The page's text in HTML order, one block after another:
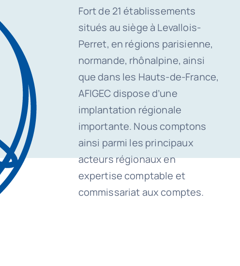
Fort de 21 établissements
situés au siège à Levallois-
Perret, en régions parisienne,
normande, rhônalpine, ainsi
que dans les Hauts-de-France,
AFIGEC dispose d’une
implantation régionale
importante. Nous comptons
ainsi parmi les principaux
acteurs régionaux en
expertise comptable et
commissariat aux comptes.